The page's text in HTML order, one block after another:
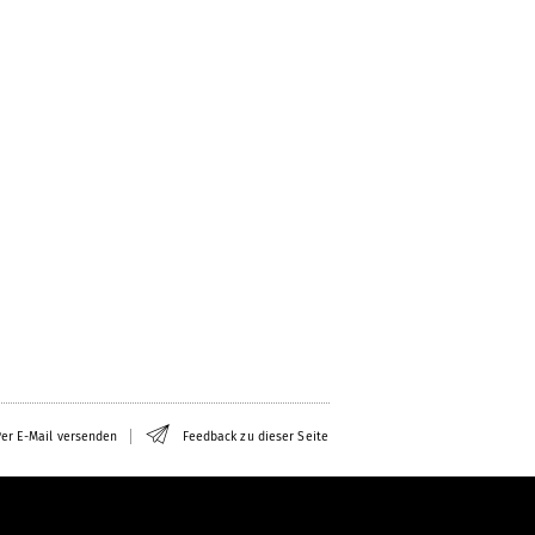
E-Mail versenden Feedback zu dieser Seite